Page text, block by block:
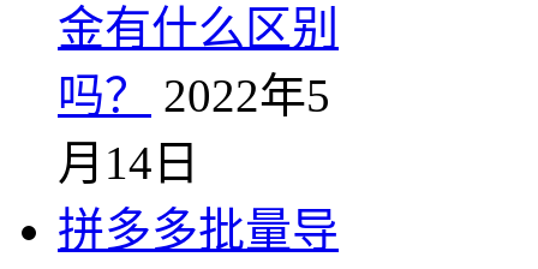
金有什么区别
吗？
2022年5
月14日
拼多多批量导